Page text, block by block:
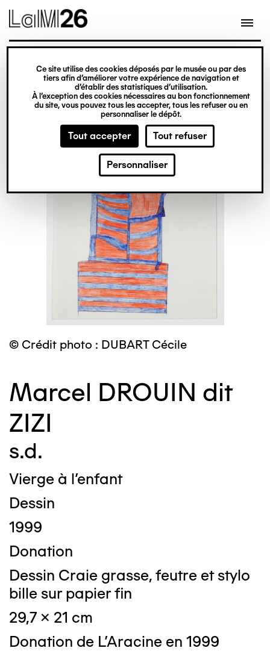
Gestion des cookies
Ce site utilise des cookies déposés par le musée ou par des
tiers afin d’améliorer votre expérience de navigation et
d’établir des statistiques d’utilisation.
À l’exception des cookies nécessaires au bon fonctionnement
du site, vous pouvez tous les accepter, tous les refuser ou en
personnaliser le dépôt.
Tout accepter Tout refuser
Personnaliser
contenu
© Crédit photo : DUBART Cécile
Marcel DROUIN dit
ZIZI
s.d.
Vierge à l'enfant
Dessin
1999
Donation
Dessin Craie grasse, feutre et stylo
bille sur papier fin
29,7 x 21 cm
Donation de L'Aracine en 1999